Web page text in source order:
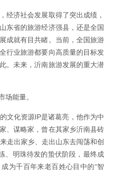
经济社会发展取得了突出成绩，
东省的旅游经济强县，还是全国
成就有目共睹。当前，全国旅游
行业旅游都要向高质量的目标发
。未来，沂南旅游发展的重大潜
场能量。
文化资源IP是诸葛亮，他作为中
、谋略家，曾在其家乡沂南县砖
走出家乡、走出山东去闯荡和创
、明珠待发的蛰伏阶段，最终成
为千百年来老百姓心目中的“智